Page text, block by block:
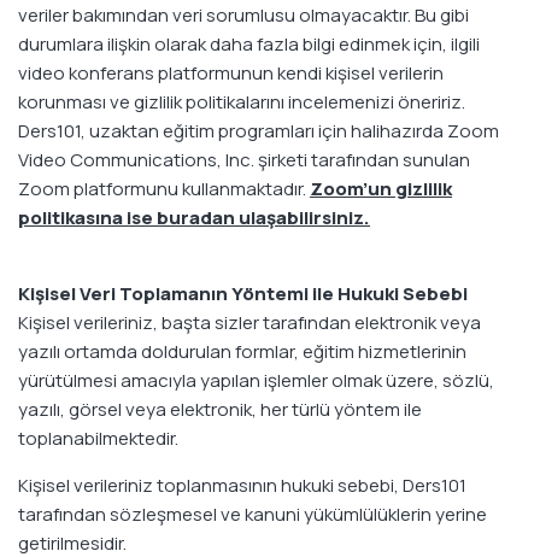
veriler bakımından veri sorumlusu olmayacaktır. Bu gibi
durumlara ilişkin olarak daha fazla bilgi edinmek için, ilgili
video konferans platformunun kendi kişisel verilerin
korunması ve gizlilik politikalarını incelemenizi öneririz.
Ders101, uzaktan eğitim programları için halihazırda Zoom
Video Communications, Inc. şirketi tarafından sunulan
Zoom platformunu kullanmaktadır. Zoom’un gizlilik
politikasına ise buradan ulaşabilirsiniz.
Kişisel Veri Toplamanın Yöntemi ile Hukuki Sebebi
Kişisel verileriniz, başta sizler tarafından elektronik veya
yazılı ortamda doldurulan formlar, eğitim hizmetlerinin
yürütülmesi amacıyla yapılan işlemler olmak üzere, sözlü,
yazılı, görsel veya elektronik, her türlü yöntem ile
toplanabilmektedir.
Kişisel verileriniz toplanmasının hukuki sebebi, Ders101
tarafından sözleşmesel ve kanuni yükümlülüklerin yerine
getirilmesidir.